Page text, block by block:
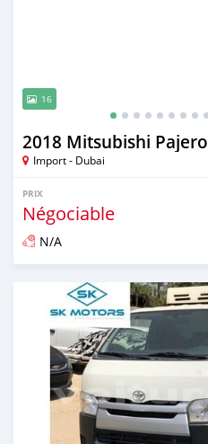
16
2018 Mitsubishi Pajero
Import - Dubai
PRIX
Négociable
N/A
Publié il y a presque 6 ans